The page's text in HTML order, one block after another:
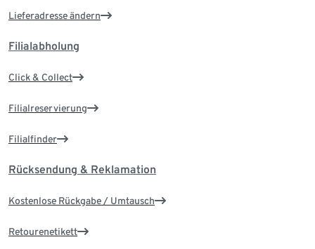
Lieferadresse ändern
Filialabholung
Click & Collect
Filialreservierung
Filialfinder
Rücksendung & Reklamation
Kostenlose Rückgabe / Umtausch
Retourenetikett